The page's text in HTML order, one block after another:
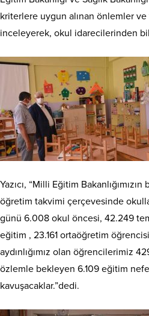
kriterlere uygun alınan önlemler ve
inceleyerek, okul idarecilerinden
Yazıcı, “Milli Eğitim
öğretim takvimi çerçevesinde
günü 6.008 okul öncesi, 42.249
eğitim , 23.161 ortaöğretim
aydınlığımız olan öğrencilerimiz
özlemle bekleyen 6.109 eğitim
kavuşacaklar.”dedi.